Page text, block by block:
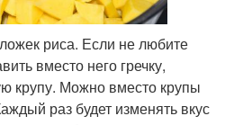
риса. Если не любите
вместо него гречку,
крупу. Можно вместо крупы
раз будет изменять вкус